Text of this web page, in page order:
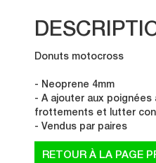
Donuts motocross
- Neoprene 4mm
- A ajouter aux
frottements et lutter
- Vendus par paires